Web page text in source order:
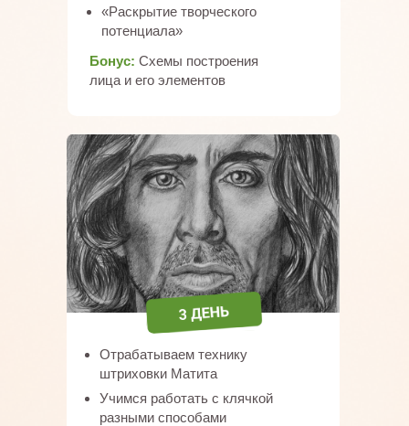
«Раскрытие творческого
потенциала»
Бонус: Схемы построения
лица и его элементов
Отрабатываем технику
штриховки Матита
Учимся работать с клячкой
разными способами